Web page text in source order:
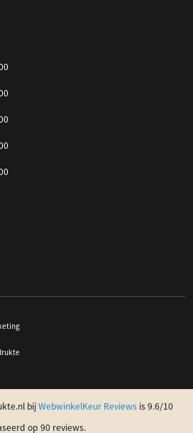
bijWebwinkelKeur Reviewsis 9.6/10
op 90 reviews.